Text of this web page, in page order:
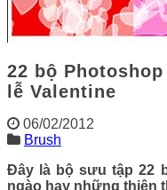
22 bộ
lễ Valentine
06/02/2012
Brush
Đây là bộ sưu tập 22
ngào hay những thiên